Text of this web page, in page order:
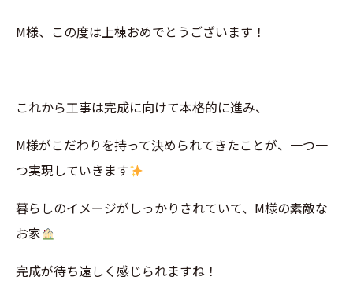
M様、この度は上棟おめでとうございます！
これから工事は完成に向けて本格的に進み、
M様がこだわりを持って決められてきたことが、一つ一
つ実現していきます
暮らしのイメージがしっかりされていて、M様の素敵な
お家
完成が待ち遠しく感じられますね！